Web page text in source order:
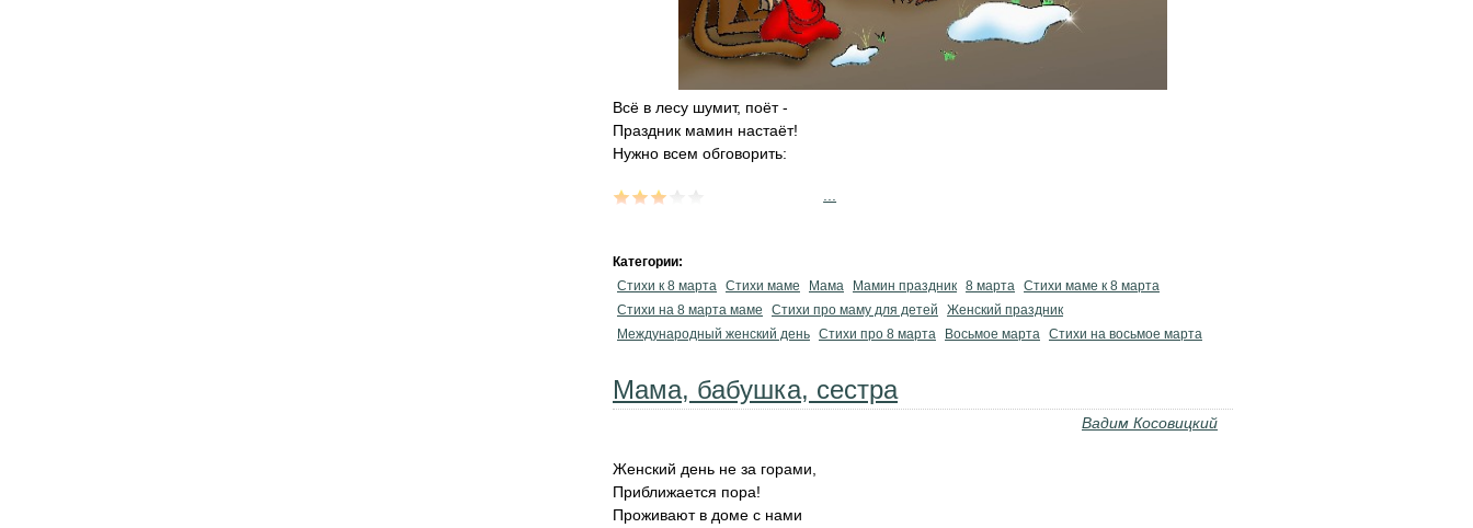
Всё в лесу шумит, поёт -
Праздник мамин настаёт!
Нужно всем обговорить:
Категории:
Стихи к 8 марта Стихи маме Мама Мамин праздник 8 марта Стихи маме к 8 марта
Стихи на 8 марта маме
Стихи про маму для детей
Женский праздник
Международный женский день Стихи про 8 марта Восьмое марта Стихи на восьмое марта
Мама, бабушка, сестра
Вадим Косовицкий
Женский день не за горами,
Приближается пора!
Проживают в доме с нами